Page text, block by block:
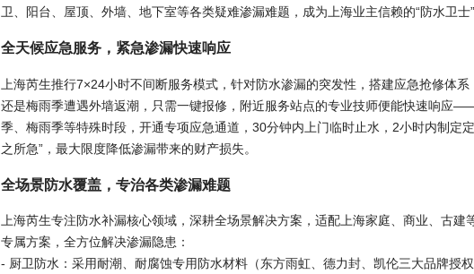
卫、阳台、屋顶、外墙、地下室等各类疑难渗漏难题，成为上海业主信赖的“防水卫士”
全天候应急服务，紧急渗漏快速响应
上海芮生推行7×24小时不间断服务模式，针对防水渗漏的突发性，搭建应急抢修体
还是梅雨季遭遇外墙返潮，只需一键报修，附近服务站点的专业技师便能快速响应
季、梅雨季等特殊时段，开通专项应急通道，30分钟内上门临时止水，2小时内制定
之所急”，最大限度降低渗漏带来的财产损失。
全场景防水覆盖，专治各类渗漏难题
上海芮生专注防水补漏核心领域，深耕全场景解决方案，适配上海家庭、商业、古建
专属方案，全方位解决渗漏隐患：
- 厨卫防水：采用耐潮、耐腐蚀专用防水材料（东方雨虹、德力封、凯伦三大品牌授